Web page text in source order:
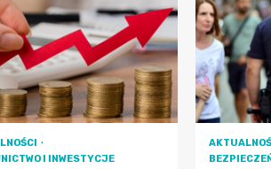
I INWESTYCJE